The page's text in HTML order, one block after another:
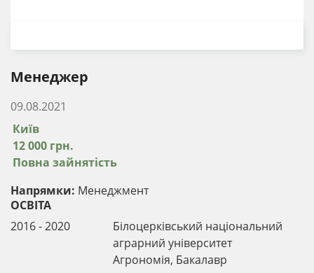
Менеджер
09.08.2021
Київ
12 000 грн.
Повна зайнятість
Напрямки: Менеджмент
ОСВІТА
2016 - 2020
Білоцерківський національний
аграрний університет
Агрономія, Бакалавр